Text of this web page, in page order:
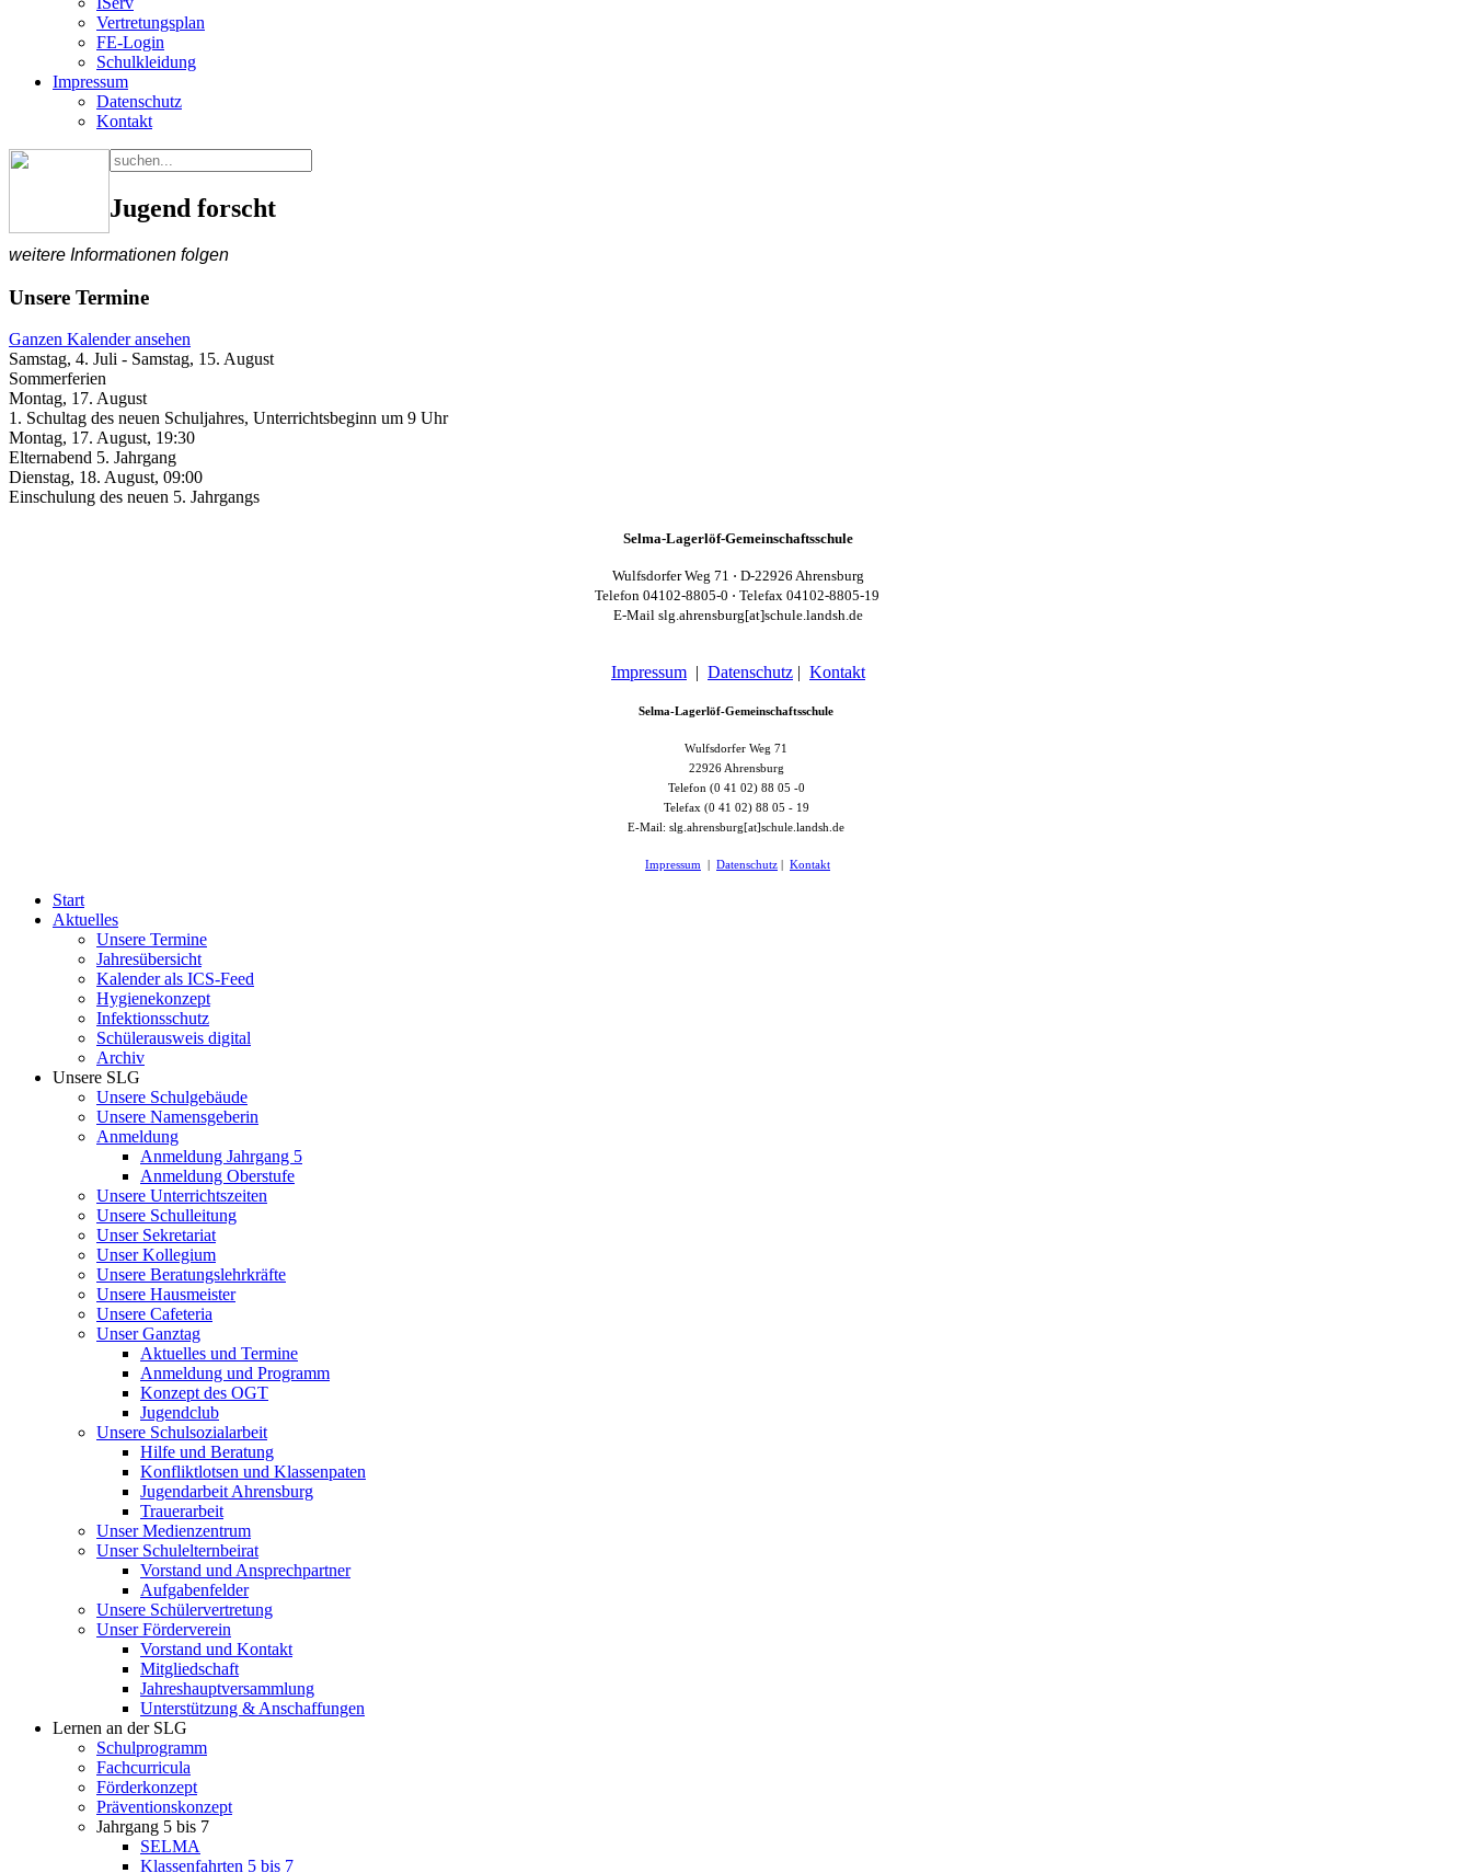
Vertretungsplan
FE-Login
Schulkleidung
Impressum
Datenschutz
Kontakt
Jugend forscht
weitere Informationen folgen
Unsere Termine
Ganzen Kalender ansehen
Samstag, 4. Juli - Samstag, 15. August
Sommerferien
Montag, 17. August
1. Schultag des neuen Schuljahres, Unterrichtsbeginn um 9 Uhr
Montag, 17. August, 19:30
Elternabend 5. Jahrgang
Dienstag, 18. August, 09:00
Einschulung des neuen 5. Jahrgangs
Selma-Lagerlöf-Gemeinschaftsschule
Wulfsdorfer Weg 71 ⋅ D-22926 Ahrensburg
Telefon 04102-8805-0 ⋅ Telefax 04102-8805-19
E-Mail slg.ahrensburg[at]schule.landsh.de
Impressum | Datenschutz | Kontakt
Selma-Lagerlöf-Gemeinschaftsschule
Wulfsdorfer Weg 71
22926 Ahrensburg
Telefon (0 41 02) 88 05 -0
Telefax (0 41 02) 88 05 - 19
E-Mail: slg.ahrensburg[at]schule.landsh.de
Impressum Datenschutz Kontakt
Start
Aktuelles
Unsere Termine
Jahresübersicht
Kalender als ICS-Feed
Hygienekonzept
Infektionsschutz
Schülerausweis digital
Archiv
Unsere SLG
Unsere Schulgebäude
Unsere Namensgeberin
Anmeldung
Anmeldung Jahrgang 5
Anmeldung Oberstufe
Unsere Unterrichtszeiten
Unsere Schulleitung
Unser Sekretariat
Unser Kollegium
Unsere Beratungslehrkräfte
Unsere Hausmeister
Unsere Cafeteria
Unser Ganztag
Aktuelles und Termine
Anmeldung und Programm
Konzept des OGT
Jugendclub
Unsere Schulsozialarbeit
Hilfe und Beratung
Konfliktlotsen und Klassenpaten
Jugendarbeit Ahrensburg
Trauerarbeit
Unser Medienzentrum
Unser Schulelternbeirat
Vorstand und Ansprechpartner
Aufgabenfelder
Unsere Schülervertretung
Unser Förderverein
Vorstand und Kontakt
Mitgliedschaft
Jahreshauptversammlung
Unterstützung & Anschaffungen
Lernen an der SLG
Schulprogramm
Fachcurricula
Förderkonzept
Präventionskonzept
Jahrgang 5 bis 7
SELMA
Klassenfahrten 5 bis 7